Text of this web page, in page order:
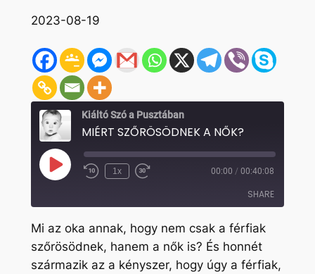
2023-08-19
Kiáltó Szó a Pusztában
MIÉRT SZŐRÖSÖDNEK A NŐK?
Play
Episode Rewind
1x
Fast
seconds
00:00 / 00:40:08
SHARE
SHARE
LINK
Mi az oka annak, hogy nem csak a férfiak
szőrösödnek, hanem a nők is? És honnét
származik az a kényszer, hogy úgy a férfiak,